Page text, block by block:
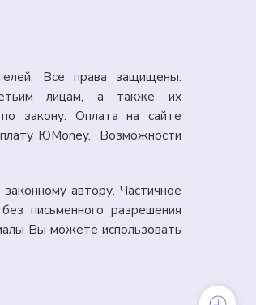
Все права защищены.
лицам, а также их
закону. Оплата на сайте
ЮMoney. Возможности
автору. Частичное
письменного разрешения
Вы можете использовать